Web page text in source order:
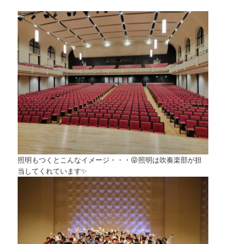
照明もつくとこんなイメージ・・・😝照明は吹奏楽部が担
当してくれています✨